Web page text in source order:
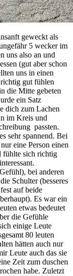
geweckt als
5 wecker im
uns also an und
(gut aber schon
uns in einen
gut fühlen
die Mitte gebeten
ein Satz
dich zum Lachen
im Kreis und
passten.
sehr spannend. Bei
eine Person einen
fühlte sich richtig
bei anderen
Schulter (besseres
auf beide
Es war ein
etwas bedeutet
die Gefühle
einige Leute
80 leuten
hätten auch nur
Leute auch das sie
Zeit zum duschen
habe. Zuletzt